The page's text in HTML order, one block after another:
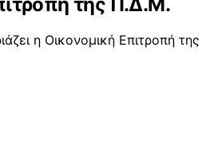
η Οικονομική Επιτροπή της